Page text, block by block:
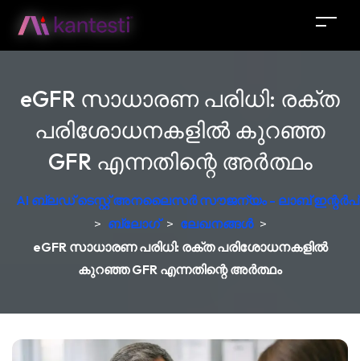
eGFR സാധാരണ പരിധി: രക്ത
പരിശോധനകളിൽ കുറഞ്ഞ
GFR എന്നതിന്റെ അർത്ഥം
AI ബ്ലഡ് ടെസ്റ്റ് അനലൈസർ സൗജന്യം - ലാബ്
> ബ്ലോഗ് > ലേഖനങ്ങൾ >
eGFR സാധാരണ പരിധി: രക്ത പരിശോധനകളിൽ
കുറഞ്ഞ GFR എന്നതിന്റെ അർത്ഥം